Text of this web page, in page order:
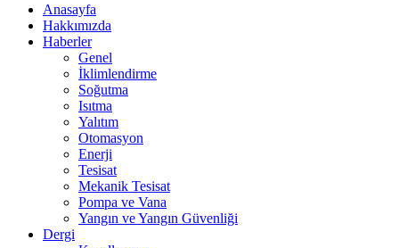
Anasayfa
Hakkımızda
Haberler
Genel
İklimlendirme
Soğutma
Isıtma
Yalıtım
Otomasyon
Enerji
Tesisat
Mekanik Tesisat
Pompa ve Vana
Yangın ve Yangın Güvenliği
Dergi